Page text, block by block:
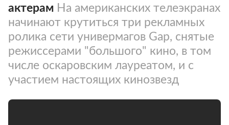
актерам На американских телеэкранах
начинают крутиться три рекламных
ролика сети универмагов Gap, снятые
режиссерами "большого" кино, в том
числе оскаровским лауреатом, и с
участием настоящих кинозвезд